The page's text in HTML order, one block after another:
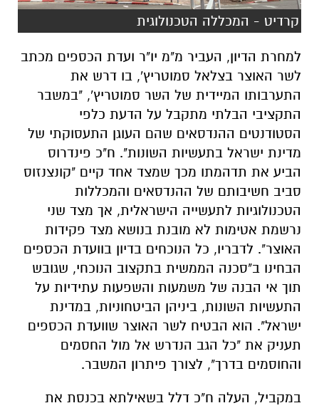
קרדיט - המכללה הטכנולוגית
למחרת הדיון, העביר מ"מ יו"ר ועדת הכספים מכתב
לשר האוצר בצלאל סמוטריץ', בו דרש את
התערבותו המיידית של השר סמוטריץ', "במשבר
התקציבי הבלתי מתקבל על הדעת כלפי
הסטודנטים ההנדסאים שהם העוגן התעסוקתי של
מדינת ישראל בתעשיות השונות". ח"כ פינדרוס
הביע את תדהמתו מכך שמצד אחד קיים "קונצנזוס
סביב חשיבותם של ההנדסאים והמכללות
הטכנולוגיות לתעשייה הישראלית, אך מצד שני
נרשמת אטימות לא מובנת בנושא מצד פקידות
האוצר". לדבריו, כל הנוכחים בדיון בוועדת הכספים
הבחינו ב"סכנה הממשית בתקצוב הנוכחי, שגובש
תוך אי הבנה של משמעות והשפעות עתידיות על
התעשיות השונות, ביניהן הביטחוניות, במדינת
ישראל". הוא הבטיח לשר האוצר שוועדת הכספים
תעניק את "כל הגב הנדרש אל מול החסמים
והחוסמים בדרך", לצורך פיתרון המשבר.
במקביל, העלה ח"כ דלל בשאילתא בכנסת את